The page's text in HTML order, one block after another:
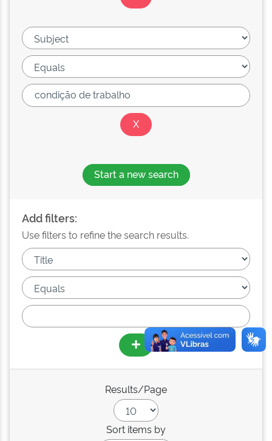
Start a new search
Add filters:
Use filters to refine the search results.
Results/Page
Sort items by